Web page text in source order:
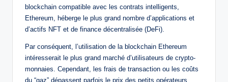
blockchain compatible avec les contrats intelligents,
Ethereum, héberge le plus grand nombre d’applications et
d’actifs NFT et de finance décentralisée (DeFi).
Par conséquent, l’utilisation de la blockchain Ethereum
intéresserait le plus grand marché d’utilisateurs de crypto-
monnaies. Cependant, les frais de transaction ou les coûts
du “gaz” dépassent parfois le prix des petits opérateurs